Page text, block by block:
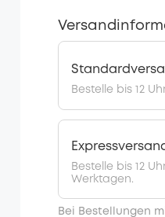
Bestelle bis 12
Bestelle bis 12
Werktagen.
Bei Bestellungen